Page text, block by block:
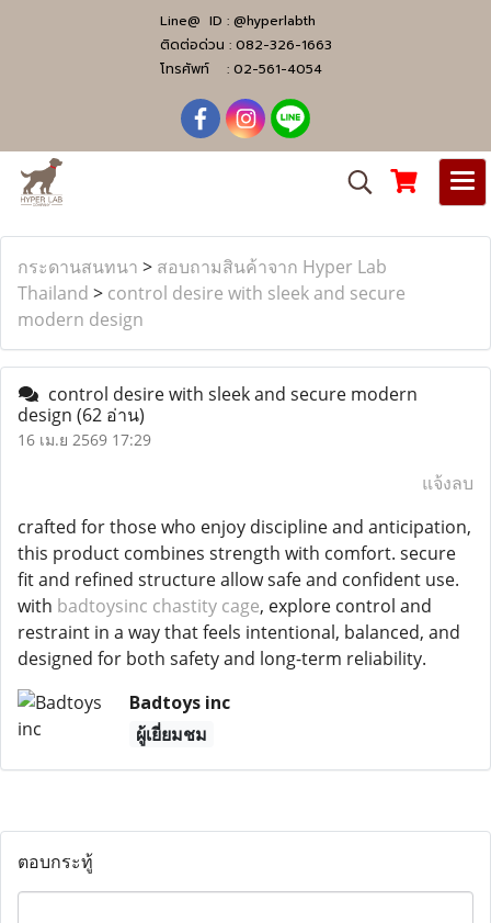
Line@ ID : @hyperlabth
ติดต่อด่วน : 082-326-1663
โทรศัพท์ : 02-561-4054
กระดานสนทนา > สอบถามสินค้าจาก Hyper Lab
Thailand > control desire with sleek and secure
modern design
control desire with sleek and secure modern
design (62 อ่าน)
16 เม.ย 2569 17:29
แจ้งลบ
crafted for those who enjoy discipline and anticipation,
this product combines strength with comfort. secure
fit and refined structure allow safe and confident use.
with badtoysinc chastity cage, explore control and
restraint in a way that feels intentional, balanced, and
designed for both safety and long-term reliability.
Badtoys inc
ผู้เยี่ยมชม
ตอบกระทู้